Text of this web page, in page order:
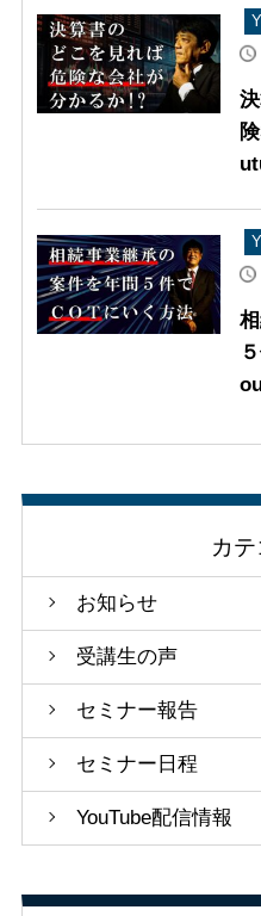
カ
お知らせ
受講生の声
セミナー報告
セミナー日程
YouTube配信情報